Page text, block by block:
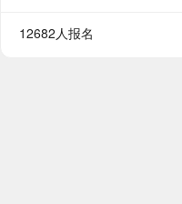
12682人报名